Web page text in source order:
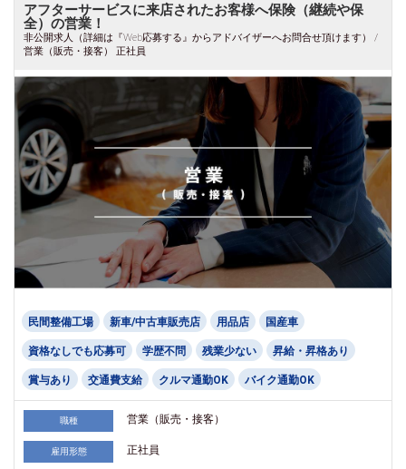
アフターサービスに来店されたお客様へ保険（継続や保
全）の営業！
非公開求人（詳細は『Web応募する』からアドバイザーへお問合せ頂けます） /
営業（販売・接客） 正社員
民間整備工場 新車/中古車販売店 用品店 国産車
資格なしでも応募可 学歴不問 残業少ない 昇給・昇格あり
賞与あり 交通費支給 クルマ通勤OK バイク通勤OK
職種 営業（販売・接客）
雇用形態 正社員